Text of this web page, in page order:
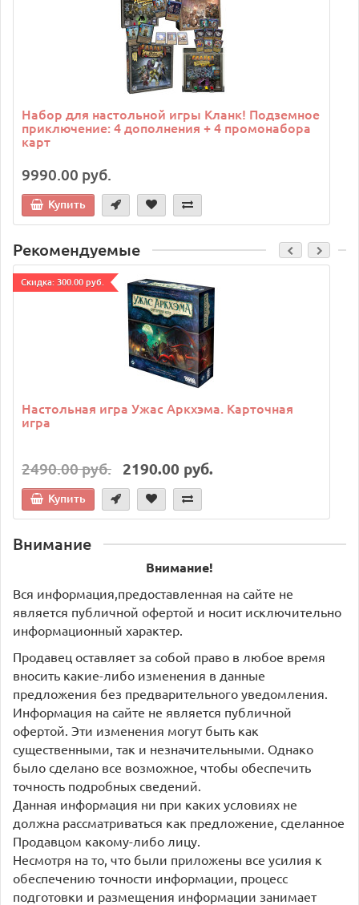
Набор для настольной игры Кланк! Подземное
приключение: 4 дополнения + 4 промонабора
карт
9990.00 руб.
Купить
Рекомендуемые
Cкидка: 300.00 руб.
Настольная игра Ужас Аркхэма. Карточная
игра
2490.00 руб. 2190.00 руб.
Купить
Внимание
Внимание!
Вся информация,предоставленная на сайте не
является публичной офертой и носит исключительно
информационный характер.
Продавец оставляет за собой право в любое время
вносить какие-либо изменения в данные
предложения без предварительного уведомления.
Информация на сайте не является публичной
офертой. Эти изменения могут быть как
существенными, так и незначительными. Однако
было сделано все возможное, чтобы обеспечить
точность подробных сведений.
Данная информация ни при каких условиях не
должна рассматриваться как предложение, сделанное
Продавцом какому-либо лицу.
Несмотря на то, что были приложены все усилия к
обеспечению точности информации, процесс
подготовки и размещения информации занимает